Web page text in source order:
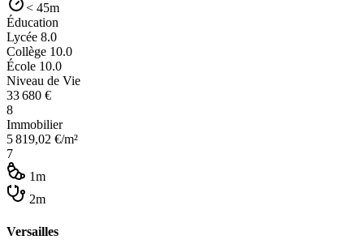
< 45m
Éducation
Lycée 8.0
Collège 10.0
École 10.0
Niveau de Vie
33 680 €
8
Immobilier
5 819,02 €/m²
7
1m
2m
Versailles